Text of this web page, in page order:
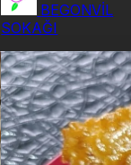
BEGONVİL
SOKAĞI